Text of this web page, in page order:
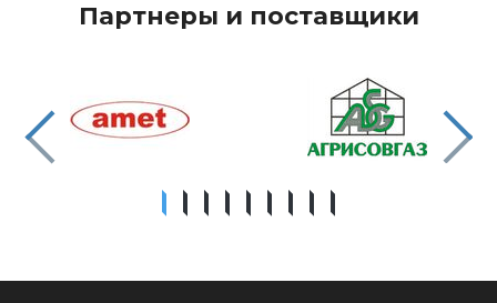
Партнеры и поставщики